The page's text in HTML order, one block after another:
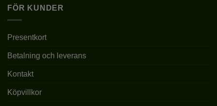
BLOMSTORLEK
JORDMÅN
PLANTERINGSTID
FÖR KUNDER
Presentkort
Betalning och leverans
Kontakt
Köpvillkor